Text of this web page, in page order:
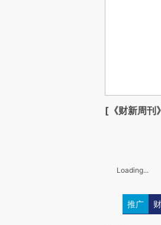
[《财新周刊
Loading...
推广